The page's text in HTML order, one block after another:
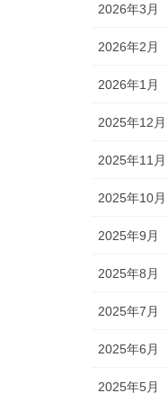
2026年3月
2026年2月
2026年1月
2025年12月
2025年11月
2025年10月
2025年9月
2025年8月
2025年7月
2025年6月
2025年5月